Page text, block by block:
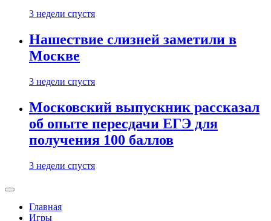
3 недели спустя
Нашествие слизней заметили в
Москве
3 недели спустя
Московский выпускник рассказал
об опыте пересдачи ЕГЭ для
получения 100 баллов
3 недели спустя
Главная
Игры